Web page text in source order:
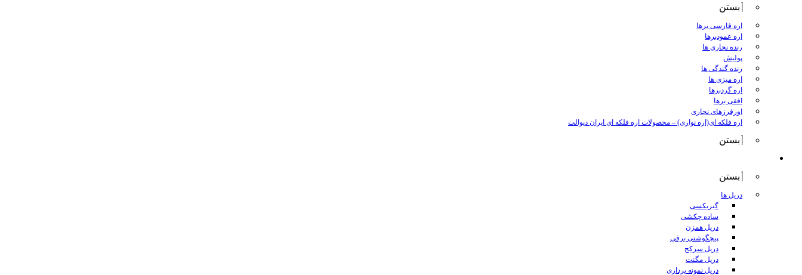
بستن
اره فارسی برها
اره عمودبرها
رنده نجاری ها
پولیش
رنده گندگی ها
اره میزی ها
اره گردبرها
افقی برها
اورفرزهای نجاری
اره فلکه ای(اره نواری) – محصولات اره فلکه ای ایران دیوالت
بستن
بستن
دریل ها
گیربکسی
ساده چکشی
دریل همزن
پیچگوشتی برقی
دریل سرکج
دریل مگنت
دریل نمونه برداری